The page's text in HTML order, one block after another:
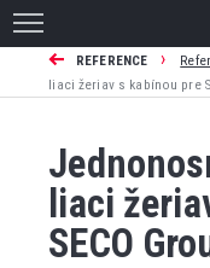
REFERENCE ›
liaci žeriav s kabínou pre
liaci
SECO